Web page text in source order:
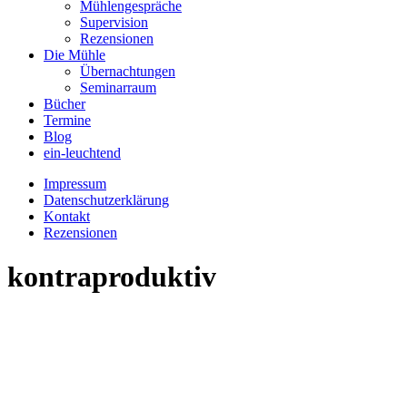
Mühlengespräche
Supervision
Rezensionen
Die Mühle
Übernachtungen
Seminarraum
Bücher
Termine
Blog
ein-leuchtend
Impressum
Datenschutzerklärung
Kontakt
Rezensionen
kontraproduktiv